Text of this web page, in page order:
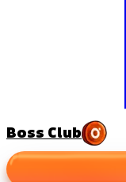
Boss Club